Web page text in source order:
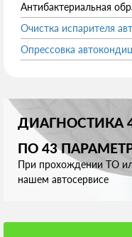
Антибактериальная
Очистка испарителя
Опрессовка
ДИАГНОСТИКА
ПО 43
При прохождении ТО
нашем автосервисе